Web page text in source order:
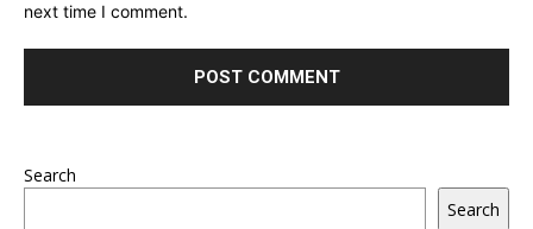
next time I comment.
Search
Search